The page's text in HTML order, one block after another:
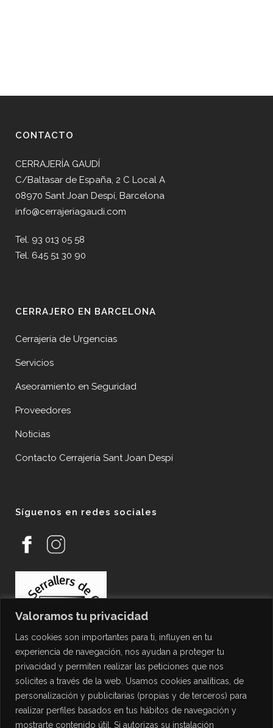
Valoramos tu privacidad
Las cookies son importantes para ti, influyen en tu
experiencia de navegación, nos ayudan a proteger tu
privacidad y permiten realizar las peticiones que nos
solicites a través de la web. Usamos cookies analíticas, de
personalización y publicitarias (propias y de terceros) para
realizar perfiles basados en tus hábitos de navegación y
mostrarte contenido útil. Si autorizas su instalación
CONTACTO
CERRAJERÍA GAUDÍ
C/Baltasar de España, 2 C Local A
08970 Sant Joan Despí, Barcelona
info@cerrajeriagaudi.com
Tel. 93 013 05 58
Tel. 645 51 30 90
CERRAJERO EN BARCELONA
Cerrajería de Urgencias
Servicios
Aseoramiento en Seguridad
Proveedores
Noticias
Contacto Cerrajería Sant Joan Despí
Síguenos en redes sociales
PROTECCIÓN DE DATOS
Política de Privacidad